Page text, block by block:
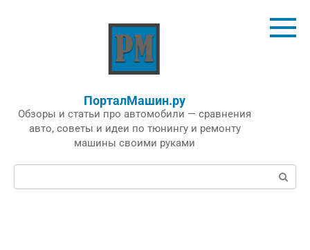
ПорталМашин.ру
Обзоры и статьи про автомобили — сравнения
авто, советы и идеи по тюнингу и ремонту
машины своими руками
Поиск: